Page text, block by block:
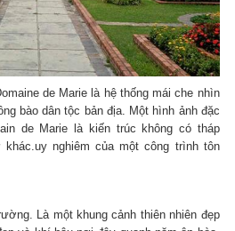
de Marie là hệ thống mái che nhìn
bào dân tộc bản địa. Một hình ảnh đặc
de Marie là kiến trúc không có tháp
nghiêm của một công trình tôn
Là một khung cảnh thiên nhiên đẹp